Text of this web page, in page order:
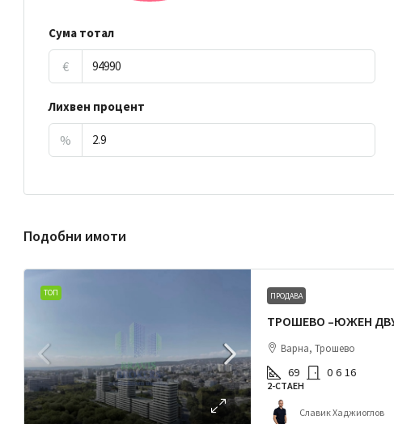
Сума тотал
€
Лихвен процент
%
Подобни имоти
ТОП ПРОДАВА
Варна, Трошево
69 0 6 16
2-СТАЕН
Славик Хаджиоглов